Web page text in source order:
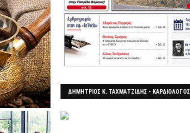
ΔΗΜΗΤΡΙΟΣ Κ. ΤΑΧΜΑΤΖΙΔΗΣ - ΚΑΡΔΙΟΛΟΓΟΣ